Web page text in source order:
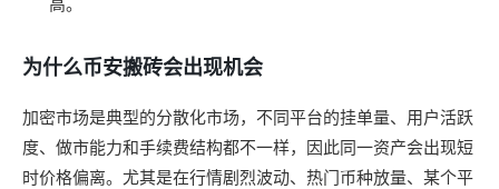
为什么币安搬砖会出现机会
加密市场是典型的分散化市场，不同平台的挂单量、用户活跃
度、做市能力和手续费结构都不一样，因此同一资产会出现短
时价格偏离。尤其是在行情剧烈波动、热门币种放量、某个平